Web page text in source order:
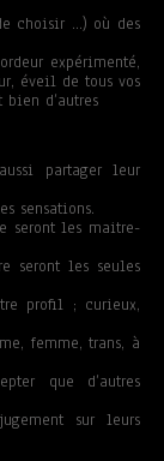
choisir …) où des
expérimenté,
éveil de tous vos
d’autres
partager leur
sensations.
seront les maitre-
seront les seules
profil ; curieux,
femme, trans, à
que d’autres
sur leurs